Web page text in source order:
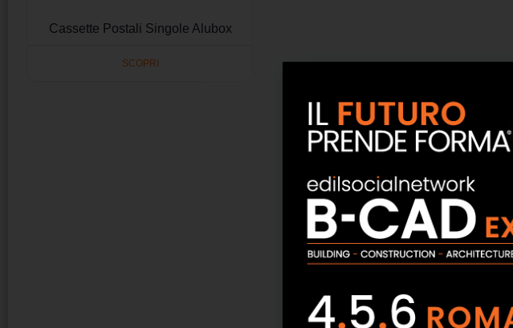
Cassette Postali Singole Alubox
SCOPRI